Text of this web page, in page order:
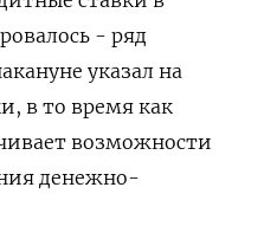
- ряд
указал на
в то время как
возможности
денежно-